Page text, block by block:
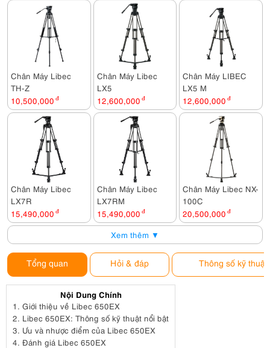
Chân Máy Libec
TH-Z
10,500,000 đ
Chân Máy Libec
LX5
12,600,000 đ
Chân Máy LIBEC
LX5 M
12,600,000 đ
Chân Máy Libec
LX7R
15,490,000 đ
Chân Máy Libec
LX7RM
15,490,000 đ
Chân Máy Libec NX-
100C
20,500,000 đ
Xem thêm ▼
Tổng quan Hỏi & đáp Thông số kỹ thuật
Nội Dung Chính
1. Giới thiệu về Libec 650EX
2. Libec 650EX: Thông số kỹ thuật nổi bật
3. Ưu và nhược điểm của Libec 650EX
4. Đánh giá Libec 650EX